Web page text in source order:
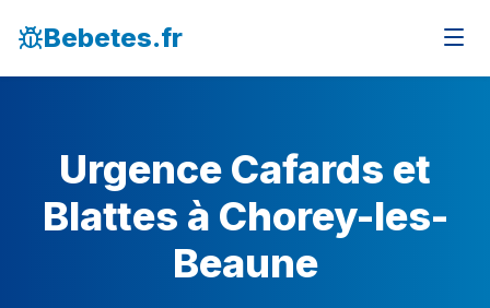
Bebetes.fr
Urgence Cafards et
Blattes à Chorey-les-
Beaune